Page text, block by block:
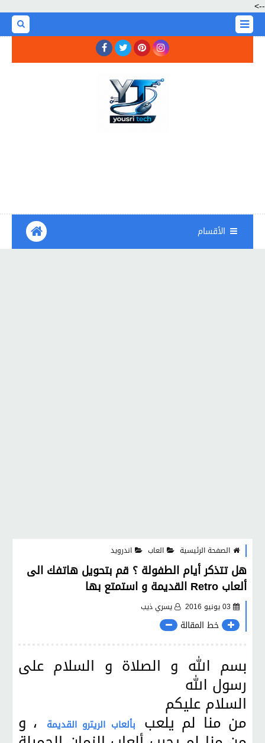
-->
الأقسام
الصفحة الرئيسية العاب اندرويد
هل تتذكر أيام الطفولة ؟ قم بتحويل هاتفك الى
ألعاب Retro القديمة و استمتع بها
03 يونيو 2016 يسري ذيب
خط المقالة
بسم الله و الصلاة و السلام على
رسول الله
السلام عليكم
من منا لم يلعب بألعاب الريترو القديمة ، و